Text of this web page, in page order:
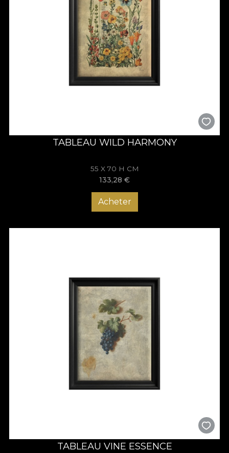
TABLEAU WILD HARMONY
55 X 70 H CM
133,28 €
Acheter
TABLEAU VINE ESSENCE